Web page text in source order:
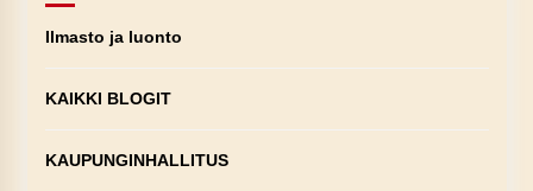
Ilmasto ja luonto
KAIKKI BLOGIT
KAUPUNGINHALLITUS